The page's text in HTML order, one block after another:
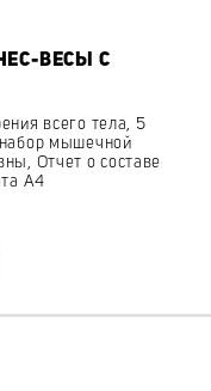
ВЕСЫ С
всего тела, 5
мышечной
Отчет о составе
A4